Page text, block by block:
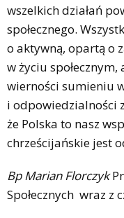
wszelkich działań
społecznego.
o aktywną, opartą o
w życiu
wierności sumieniu
i odpowiedzialności
że Polska to nasz
chrześcijańskie jest
Bp Marian Florczyk
Społecznych wraz z